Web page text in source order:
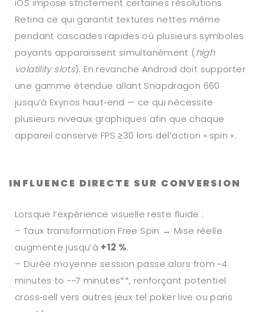
iOS impose strictement certaines résolutions
Retina ce qui garantit textures nettes même
pendant cascades rapides où plusieurs symboles
payants apparaissent simultanément (high
volatility slots). En revanche Android doit supporter
une gamme étendue allant Snapdragon 660
jusqu’à Exynos haut‑end — ce qui nécessite
plusieurs niveaux graphiques afin que chaque
appareil conserve FPS ≥30 lors del’action « spin ».
INFLUENCE DIRECTE SUR CONVERSION
Lorsque l’expérience visuelle reste fluide :
– Taux transformation Free Spin → Mise réelle
augmente jusqu’à +12 %.
– Durée moyenne session passe alors from ~4
minutes to ~~7 minutes**, renforçant potentiel
cross‑sell vers autres jeux tel poker live ou paris